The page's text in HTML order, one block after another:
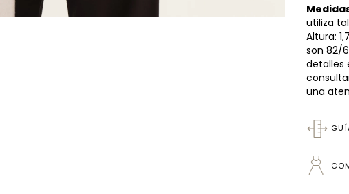
utiliza
Altura:
son 82/
detalles
una